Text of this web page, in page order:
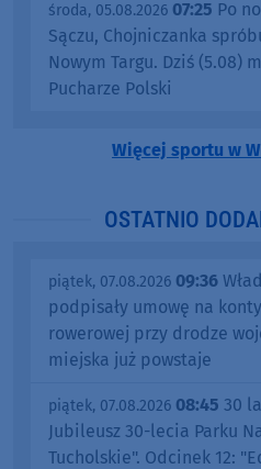
środa, 05.08.2026 07:25 Po
Sączu, Chojniczanka
Nowym Targu. Dziś (5.08)
Pucharze Polski
Więcej sportu w
OSTATNIO
piątek, 07.08.2026 09:36
podpisały umowę na
rowerowej przy drodze
miejska już powstaje
piątek, 07.08.2026 08:45 30
Jubileusz 30-lecia Parku
Tucholskie". Odcinek 12: